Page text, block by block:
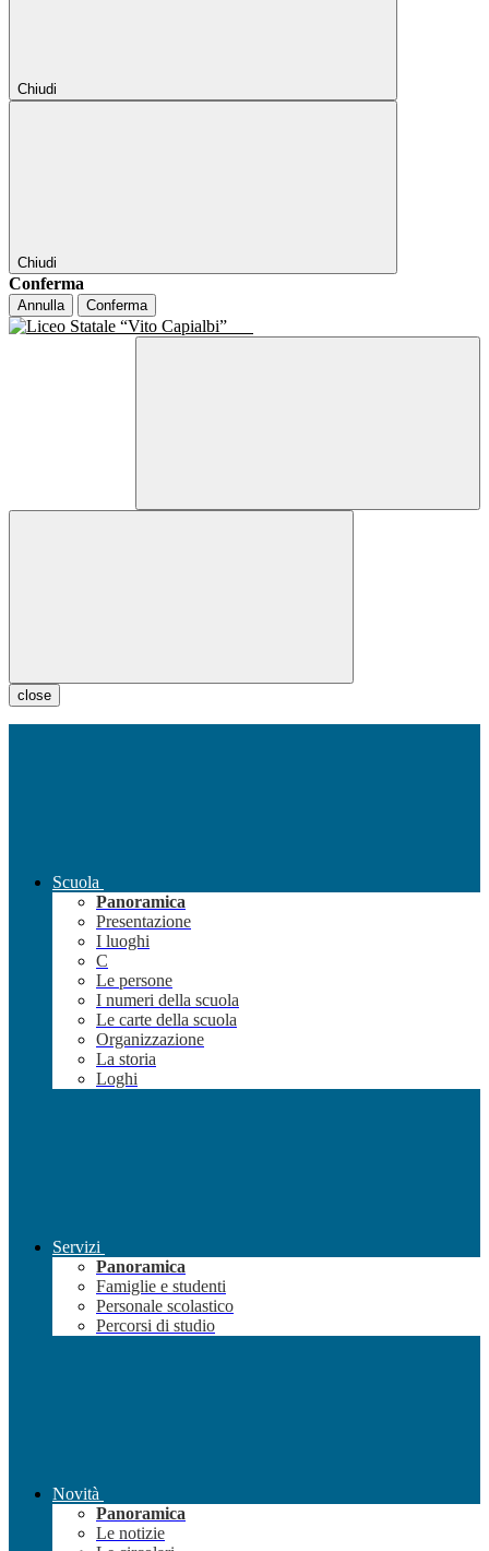
Chiudi
Chiudi
Conferma
Annulla Conferma
close
Scuola
Panoramica
Presentazione
I luoghi
C
Le persone
I numeri della scuola
Le carte della scuola
Organizzazione
La storia
Loghi
Servizi
Panoramica
Famiglie e studenti
Personale scolastico
Percorsi di studio
Novità
Panoramica
Le notizie